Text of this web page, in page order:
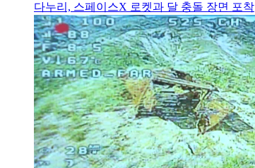
다누리, 스페이스X 로켓과 달 충돌 장면 포착